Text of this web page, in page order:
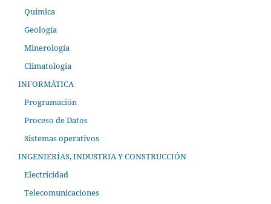
Química
Geología
Minerología
Climatología
INFORMÁTICA
Programación
Proceso de Datos
Sistemas operativos
INGENIERÍAS, INDUSTRIA Y CONSTRUCCIÓN
Electricidad
Telecomunicaciones